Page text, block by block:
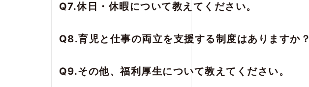
Q7.休日・休暇について教えてください。
Q8.育児と仕事の両立を支援する制度はありますか？
Q9.その他、福利厚生について教えてください。